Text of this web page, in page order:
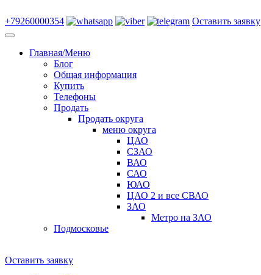
+79260000354 Оставить заявку
Главная/Меню
Блог
Общая информация
Купить
Телефоны
Продать
Продать округа
меню округа
ЦАО
СЗАО
ВАО
САО
ЮАО
ЦАО 2 и все СВАО
ЗАО
Метро на ЗАО
Подмосковье
Оставить заявку